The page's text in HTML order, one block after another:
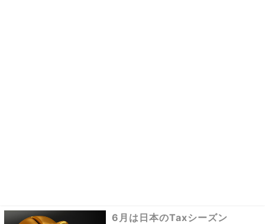
6月は日本のTaxシーズン